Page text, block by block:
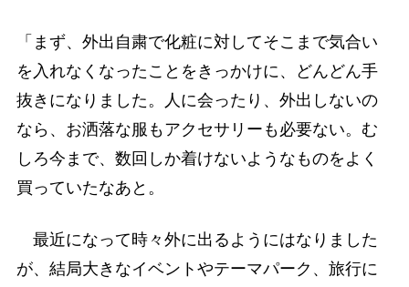
「まず、外出自粛で化粧に対してそこまで気合い
を入れなくなったことをきっかけに、どんどん手
抜きになりました。人に会ったり、外出しないの
なら、お洒落な服もアクセサリーも必要ない。む
しろ今まで、数回しか着けないようなものをよく
買っていたなあと。
最近になって時々外に出るようにはなりました
が、結局大きなイベントやテーマパーク、旅行に